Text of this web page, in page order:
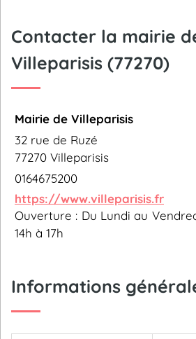
Contacter la mairie
Villeparisis (77270)
Mairie de Villeparisis
32 rue de Ruzé
77270 Villeparisis
0164675200
https://www.villeparisis.fr
Ouverture : Du Lundi au
14h à 17h
Informations